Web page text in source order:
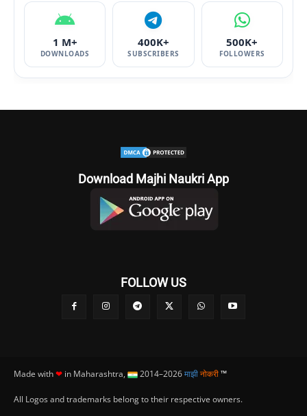
1 M+
DOWNLOADS
400K+
SUBSCRIBERS
500K+
FOLLOWERS
Download Majhi Naukri App
FOLLOW US
Made with❤ in Maharashtra, 2014–2026माझीनोकरी™
All Logos and trademarks belong to their respective owners.